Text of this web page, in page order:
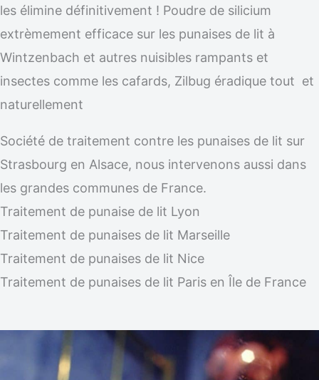
les élimine définitivement ! Poudre de silicium
extrèmement efficace sur les punaises de lit à
Wintzenbach et autres nuisibles rampants et
insectes comme les cafards, Zilbug éradique tout et
naturellement
Société de traitement contre les punaises de lit sur
Strasbourg en Alsace, nous intervenons aussi dans
les grandes communes de France.
Traitement de punaise de lit Lyon
Traitement de punaises de lit Marseille
Traitement de punaises de lit Nice
Traitement de punaises de lit Paris en Île de France